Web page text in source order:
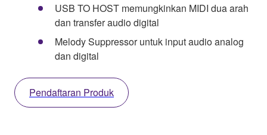
USB TO HOST memungkinkan MIDI dua arah
dan transfer audio digital
Melody Suppressor untuk input audio analog
dan digital
Pendaftaran Produk